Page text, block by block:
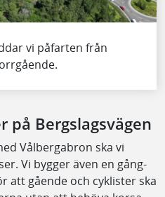
vi påfarten från
på Bergslagsvägen
Vålbergabron ska vi
Vi bygger även en gång-
att gående och cyklister ska